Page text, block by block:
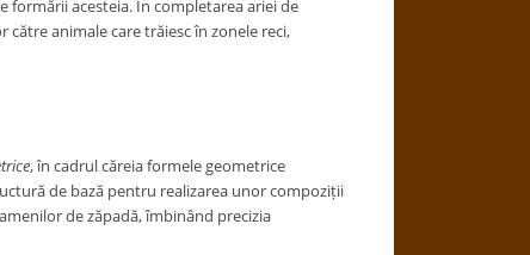
formării acesteia. În completarea ariei de
animale care trăiesc în zonele reci,
, în cadrul căreia formele geometrice
de bază pentru realizarea unor compoziții
de zăpadă, îmbinând precizia